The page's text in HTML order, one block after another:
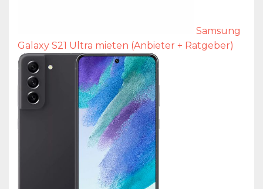
Samsung
Galaxy S21 Ultra mieten (Anbieter + Ratgeber)